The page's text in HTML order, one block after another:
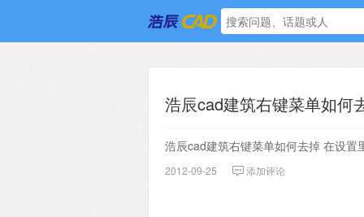
浩辰cad建筑右键菜单如何
浩辰cad建筑右键菜单如何去掉 在设
2012-09-25 添加评论